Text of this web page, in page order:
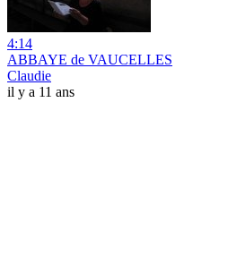
4:14
ABBAYE de VAUCELLES
Claudie
il y a 11 ans